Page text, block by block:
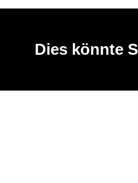
Dies könnte